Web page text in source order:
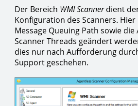
Der Bereich WMI Scannerdient
Konfiguration des Scanners.
Message Queuing Path sowie die
Scanner Threads geändert
dies nur nach Aufforderung
Support geschehen.